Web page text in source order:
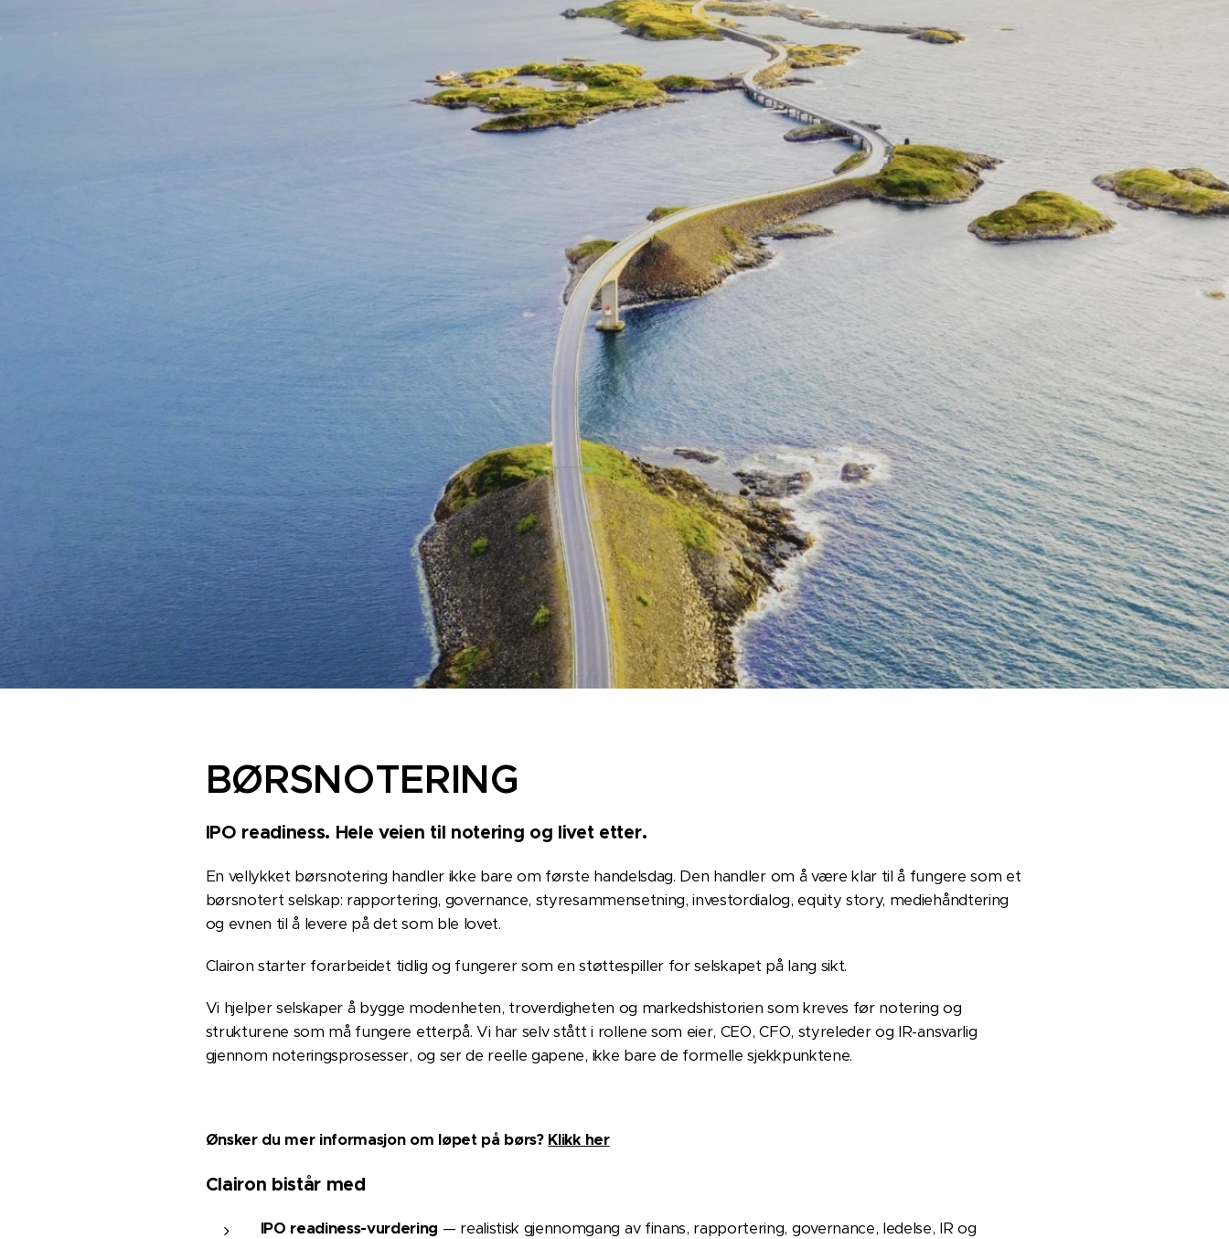
BØRSNOTERING
IPO readiness. Hele veien til notering og livet etter.
En vellykket børsnotering handler ikke bare om første handelsdag. Den handler om å være klar til å fungere som et
børsnotert selskap: rapportering, governance, styresammensetning, investordialog, equity story, mediehåndtering
og evnen til å levere på det som ble lovet.
Clairon starter forarbeidet tidlig og fungerer som en støttespiller for selskapet på lang sikt.
Vi hjelper selskaper å bygge modenheten, troverdigheten og markedshistorien som kreves før notering og
strukturene som må fungere etterpå. Vi har selv stått i rollene som eier, CEO, CFO, styreleder og IR-ansvarlig
gjennom noteringsprosesser, og ser de reelle gapene, ikke bare de formelle sjekkpunktene.
Ønsker du mer informasjon om løpet på børs? Klikk her
Clairon bistår med
IPO readiness-vurdering — realistisk gjennomgang av finans, rapportering, governance, ledelse, IR og